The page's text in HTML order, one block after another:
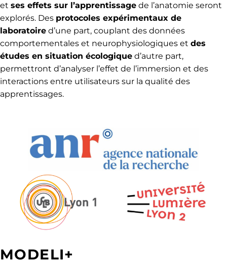
et ses effets sur l’apprentissage de l’anatomie seront
explorés. Des protocoles expérimentaux de
laboratoire d’une part, couplant des données
comportementales et neurophysiologiques et des
études en situation écologique d’autre part,
permettront d’analyser l’effet de l’immersion et des
interactions entre utilisateurs sur la qualité des
apprentissages.
MODELI+